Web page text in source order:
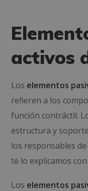
activos
Los elementos
refieren a los
función contráctil.
estructura y
los responsables
te lo explicamos
Los elementos